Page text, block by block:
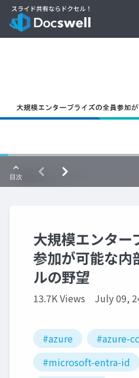
大規模エンター
参加が可能な内
ルの野望
13.7K Views July 09,
#azure
#azure-
#microsoft-entra-id